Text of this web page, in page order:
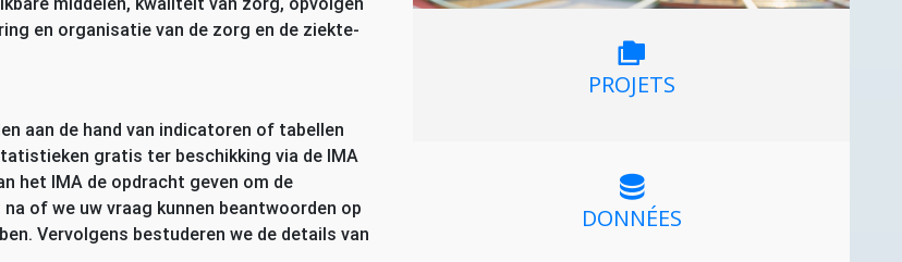
en organisatie van de zorg en de ziekte-
aan de hand van indicatoren of tabellen
gratis ter beschikking via de IMA
het IMA de opdracht geven om de
of we uw vraag kunnen beantwoorden op
Vervolgens bestuderen we de details van
PROJETS
DONNÉES